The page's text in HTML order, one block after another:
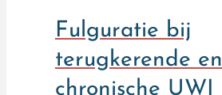
Fulguratie bij
terugkerende en
chronische UWI